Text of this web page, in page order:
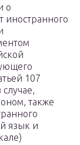
о
иностранного
107
также
язык и